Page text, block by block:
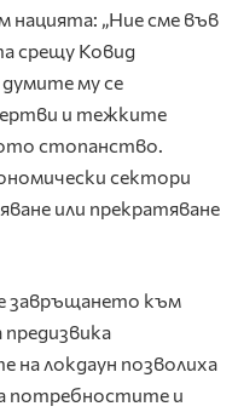
нацията: „Ние сме във
срещу Ковид
му се
и тежките
стопанство.
сектори
или прекратяване
завръщането към
на локдаун позволиха
потребностите и